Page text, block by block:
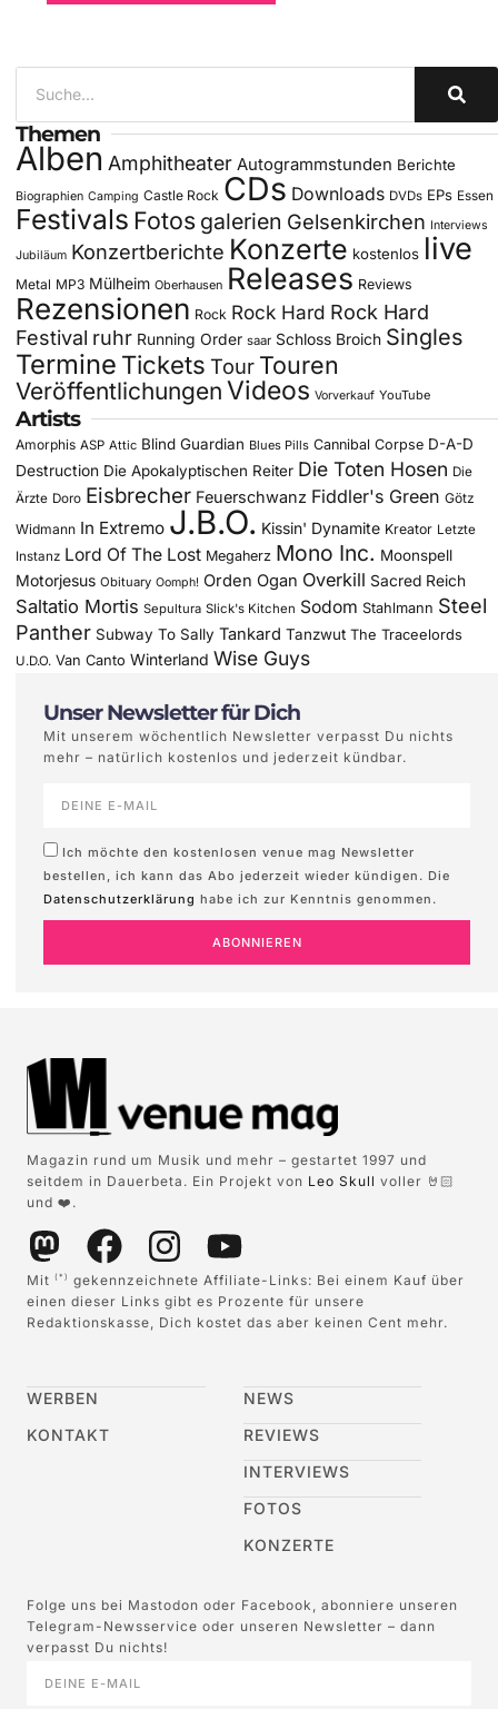
Themen
Alben Amphitheater Autogrammstunden Berichte
Biographien Camping Castle Rock CDs Downloads DVDs EPs Essen
Festivals Fotos galerien Gelsenkirchen Interviews
Jubiläum Konzertberichte Konzerte kostenlos live
Metal MP3 Mülheim Oberhausen Releases Reviews
Rezensionen Rock Rock Hard Rock Hard
Festival ruhr Running Order saar Schloss Broich Singles
Termine Tickets Tour Touren
Veröffentlichungen Videos Vorverkauf YouTube
Artists
Amorphis ASP Attic Blind Guardian Blues Pills Cannibal Corpse D-A-D
Destruction Die Apokalyptischen Reiter Die Toten Hosen Die
Ärzte Doro Eisbrecher Feuerschwanz Fiddler's Green Götz
Widmann In Extremo J.B.O. Kissin' Dynamite Kreator Letzte
Instanz Lord Of The Lost Megaherz Mono Inc. Moonspell
Motorjesus Obituary Oomph! Orden Ogan Overkill Sacred Reich
Saltatio Mortis Sepultura Slick's Kitchen Sodom Stahlmann Steel
Panther Subway To Sally Tankard Tanzwut The Traceelords
U.D.O. Van Canto Winterland Wise Guys
Unser Newsletter für Dich
Mit unserem wöchentlich Newsletter verpasst Du nichts
mehr – natürlich kostenlos und jederzeit kündbar.
Ich möchte den kostenlosen venue mag Newsletter
bestellen, ich kann das Abo jederzeit wieder kündigen. Die
Datenschutzerklärung habe ich zur Kenntnis genommen.
ABONNIEREN
Magazin rund um Musik und mehr – gestartet 1997 und
seitdem in Dauerbeta. Ein Projekt von Leo Skull voller 🤘🏻
und ❤️.
Mit (*)
gekennzeichnete Affiliate-Links: Bei einem Kauf über
einen dieser Links gibt es Prozente für unsere
Redaktionskasse, Dich kostet das aber keinen Cent mehr.
WERBEN
KONTAKT
NEWS
REVIEWS
INTERVIEWS
FOTOS
KONZERTE
Folge uns bei Mastodon oder Facebook, abonniere unseren
Telegram-Newsservice oder unseren Newsletter – dann
verpasst Du nichts!